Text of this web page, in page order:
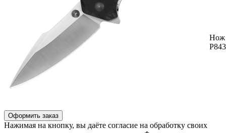
Нож
Оформить заказ
Нажимая на кнопку, вы даёте согласие на обработку своих